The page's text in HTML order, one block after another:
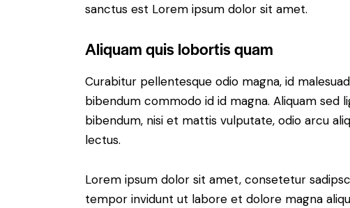
sanctus est Lorem ipsum dolor sit amet.
Aliquam quis lobortis quam
Curabitur pellentesque odio magna, id
bibendum commodo id id magna. Aliquam sed
bibendum, nisi et mattis vulputate, odio arcu
lectus.
Lorem ipsum dolor sit amet, consetetur
tempor invidunt ut labore et dolore magna